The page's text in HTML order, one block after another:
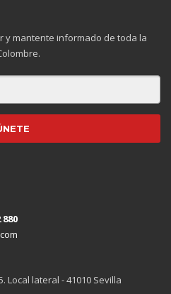
y mantente informado de toda la
880
Local lateral - 41010 Sevilla